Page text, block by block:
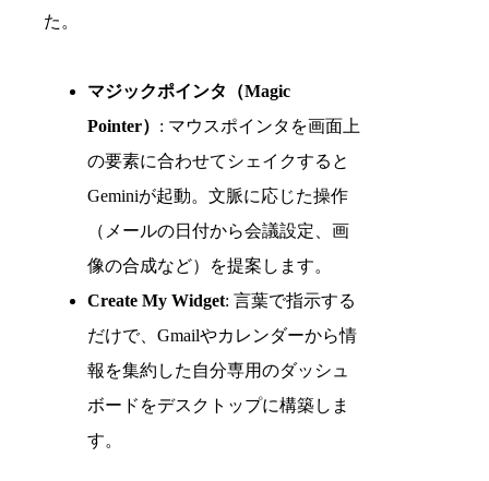
た。
マジックポインタ（Magic
Pointer） : マウスポインタを画面上
の要素に合わせてシェイクすると
Geminiが起動。文脈に応じた操作
（メールの日付から会議設定、画
像の合成など）を提案します。
Create My Widget: 言葉で指示する
だけで、Gmailやカレンダーから情
報を集約した自分専用のダッシュ
ボードをデスクトップに構築しま
す。